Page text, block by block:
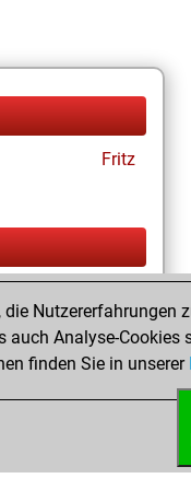
Fritz
Nutzererfahrungen
Analyse-Cookies
finden Sie in unserer